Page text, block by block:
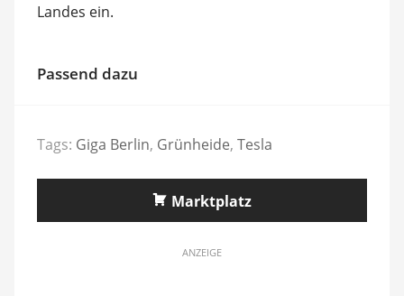
Landes ein.
Passend dazu
Tags: Giga Berlin, Grünheide, Tesla
Marktplatz
ANZEIGE